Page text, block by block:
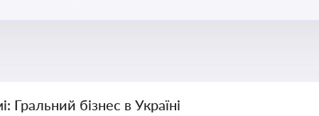
Гральний бізнес в Україні